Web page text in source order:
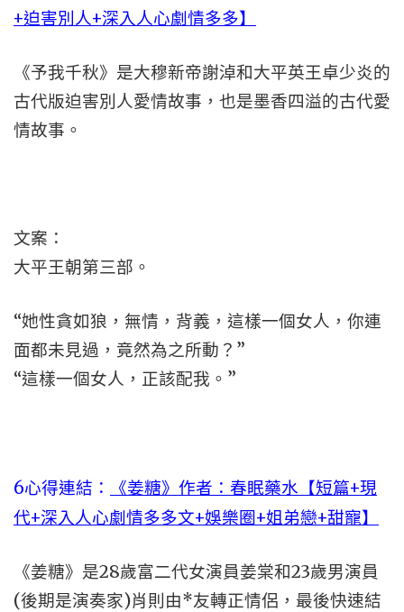
+迫害別人+深入人心劇情多多】
《予我千秋》是大穆新帝謝淖和大平英王卓少炎的
古代版迫害別人愛情故事，也是墨香四溢的古代愛
情故事。
文案：
大平王朝第三部。
“她性貪如狼，無情，背義，這樣一個女人，你連
面都未見過，竟然為之所動？”
“這樣一個女人，正該配我。”
6心得連結：
《姜糖》作者：春眠藥水【短篇+現
代+深入人心劇情多多文+娛樂圈+姐弟戀+甜寵】
《姜糖》是28歲富二代女演員姜棠和23歲男演員
(後期是演奏家)肖則由*友轉正情侶，最後快速結